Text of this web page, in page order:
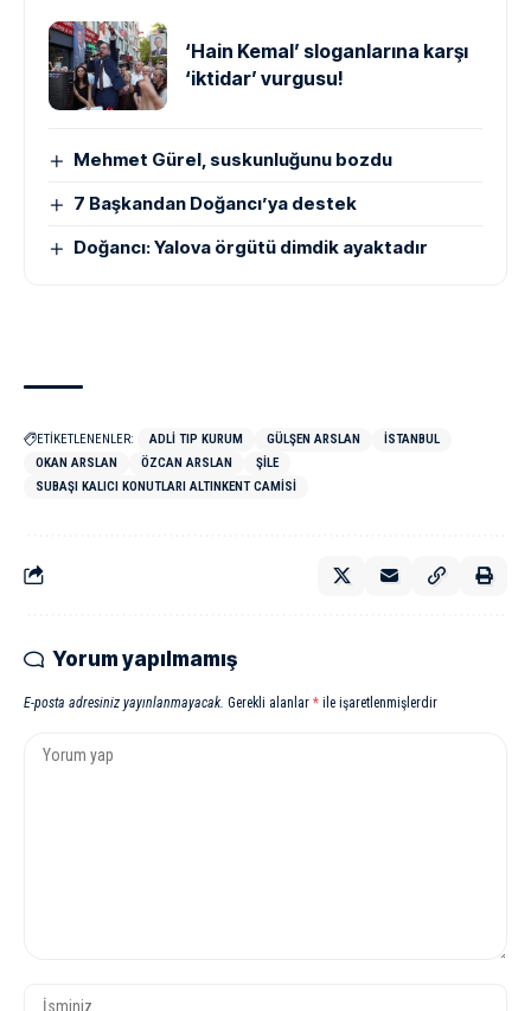
‘Hain Kemal’ sloganlarına karşı
‘iktidar’ vurgusu!
Mehmet Gürel, suskunluğunu bozdu
7 Başkandan Doğancı’ya destek
Doğancı: Yalova örgütü dimdik ayaktadır
ETİKETLENENLER: ADLI TIP KURUM GÜLŞEN ARSLAN
İSTANBUL
OKAN ARSLAN
ÖZCAN ARSLAN
ŞILE
SUBAŞI KALICI KONUTLARI ALTINKENT CAMISI
Yorum yapılmamış
E-posta adresiniz yayınlanmayacak. Gerekli alanlar * ile işaretlenmişlerdir